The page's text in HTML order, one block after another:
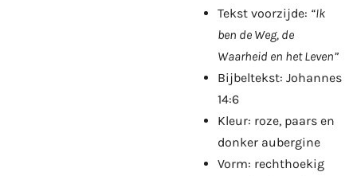
Tekst voorzijde: “Ik
ben de Weg, de
Waarheid en het Leven”
Bijbeltekst: Johannes
14:6
Kleur: roze, paars en
donker aubergine
Vorm: rechthoekig